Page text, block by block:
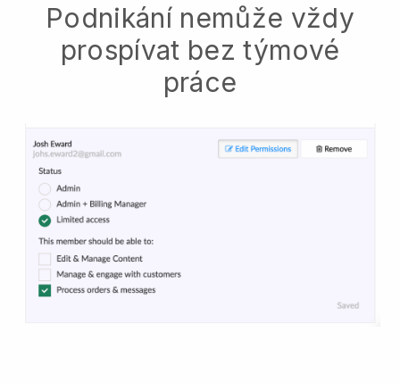
Podnikání nemůže vždy
prospívat bez týmové
práce